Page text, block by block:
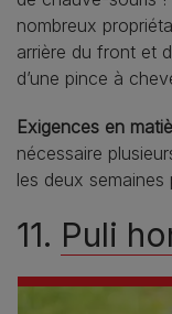
nombreux
arrière du front et
d’une pince à
Exigences en
nécessaire
les deux
11. Puli